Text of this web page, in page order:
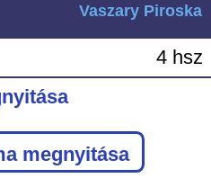
Vaszary Piroska
4 hsz
megnyitása